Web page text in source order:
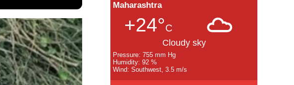
Maharashtra
+24°C
Cloudy sky
Pressure: 755 mm Hg
Humidity: 92 %
Wind: Southwest, 3.5 m/s